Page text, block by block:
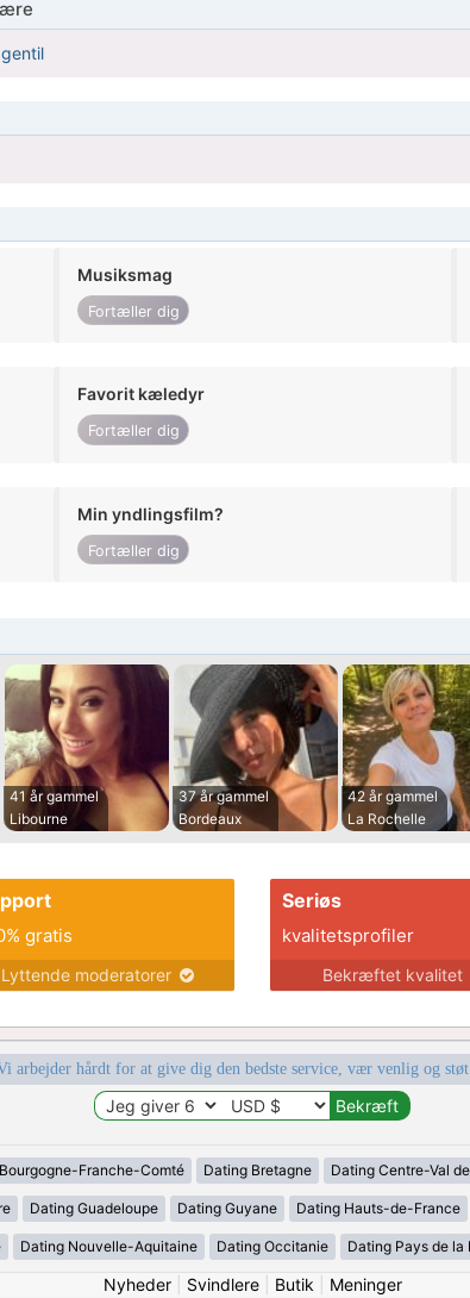
Musiksmag
Fortæller dig
Favorit kæledyr
Fortæller dig
Min yndlingsfilm?
Fortæller dig
41 år gammel
Libourne
37 år gammel
Bordeaux
42 år gammel
La Rochelle
gratis
Lyttende moderatorer
Seriøs
kvalitetsprofiler
Bekræftet kvalitet
arbejder hårdt for at give dig den bedste service, vær venlig og
Franche-Comté Dating Bretagne Dating Centre-Val
Dating Guadeloupe Dating Guyane Dating Hauts-de-France
Dating Nouvelle-Aquitaine Dating Occitanie Dating Pays de la
Nyheder| Svindlere| Butik Meninger